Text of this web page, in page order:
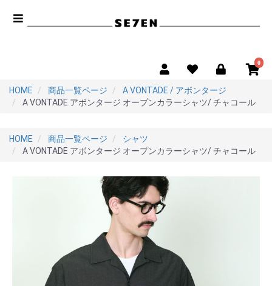
0
HOME 商品一覧ページ
A VONTADE / アボンタージ
A VONTADE アボンタージ オープンカラーシャツ/ チャコール
HOME 商品一覧ページ
シャツ
A VONTADE アボンタージ オープンカラーシャツ/ チャコール